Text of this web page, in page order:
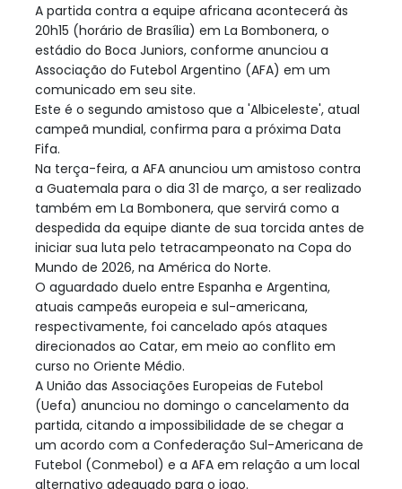
A partida contra a equipe africana acontecerá às
20h15 (horário de Brasília) em La Bombonera, o
estádio do Boca Juniors, conforme anunciou a
Associação do Futebol Argentino (AFA) em um
comunicado em seu site.
Este é o segundo amistoso que a 'Albiceleste', atual
campeã mundial, confirma para a próxima Data
Fifa.
Na terça-feira, a AFA anunciou um amistoso contra
a Guatemala para o dia 31 de março, a ser realizado
também em La Bombonera, que servirá como a
despedida da equipe diante de sua torcida antes de
iniciar sua luta pelo tetracampeonato na Copa do
Mundo de 2026, na América do Norte.
O aguardado duelo entre Espanha e Argentina,
atuais campeãs europeia e sul-americana,
respectivamente, foi cancelado após ataques
direcionados ao Catar, em meio ao conflito em
curso no Oriente Médio.
A União das Associações Europeias de Futebol
(Uefa) anunciou no domingo o cancelamento da
partida, citando a impossibilidade de se chegar a
um acordo com a Confederação Sul-Americana de
Futebol (Conmebol) e a AFA em relação a um local
alternativo adequado para o jogo.